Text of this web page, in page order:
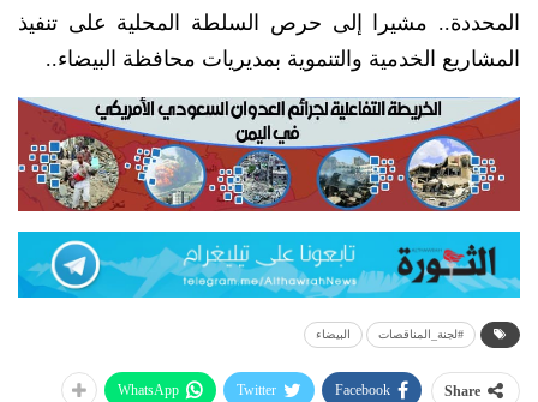
المحددة.. مشيرا إلى حرص السلطة المحلية على تنفيذ
المشاريع الخدمية والتنموية بمديريات محافظة البيضاء..
#لجنة_المناقصات البيضاء
Share
Facebook
Twitter
WhatsApp